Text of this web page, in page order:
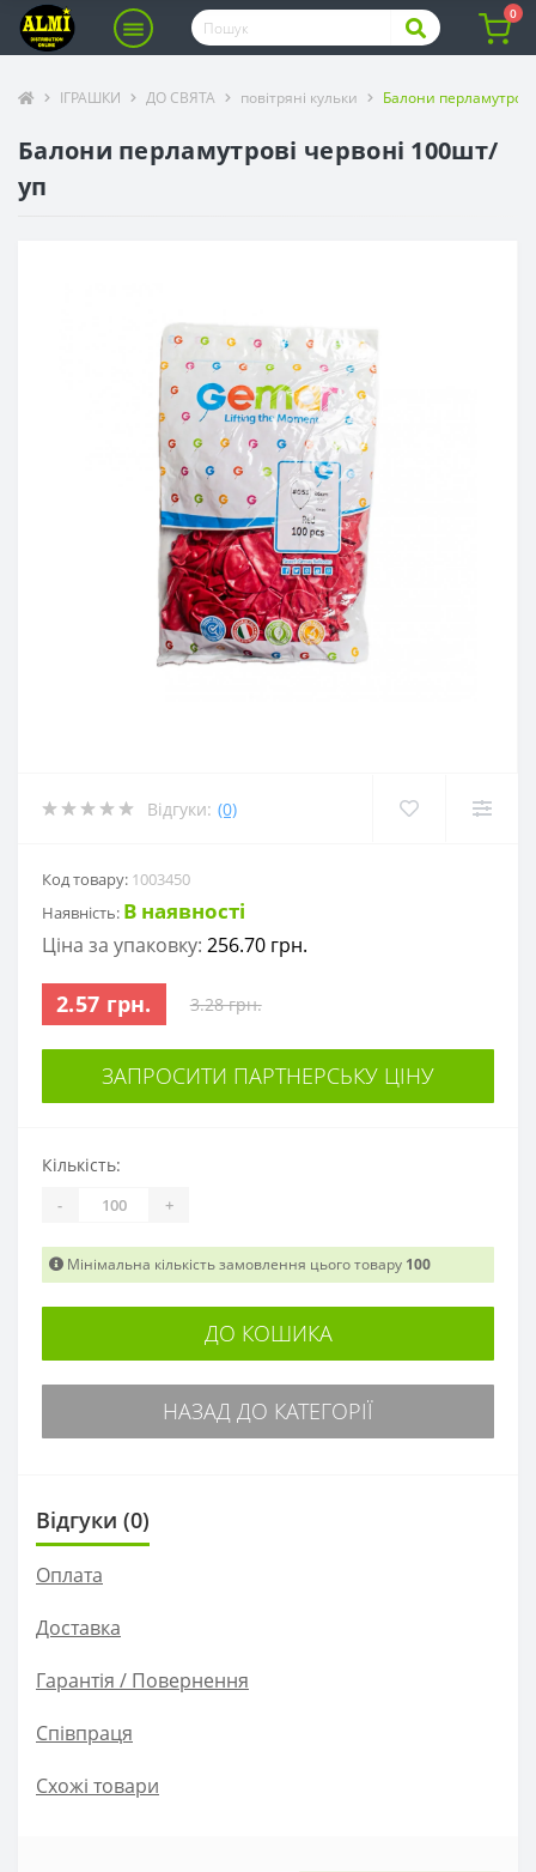
0
ІГРАШКИ ДО СВЯТА повітряні кульки Балони
Балони перламутрові червоні 100шт/
уп
Відгуки: (0)
Код товару: 1003450
Наявність: В наявності
Ціна за упаковку: 256.70 грн.
2.57 грн. 3.28 грн.
ЗАПРОСИТИ ПАРТНЕРСЬКУ ЦІНУ
Кількість:
- +
Мінімальна кількість замовлення цього товару 100
ДО КОШИКА
НАЗАД ДО КАТЕГОРІЇ
Відгуки (0)
Оплата
Доставка
Гарантія / Повернення
Співпраця
Схожі товари